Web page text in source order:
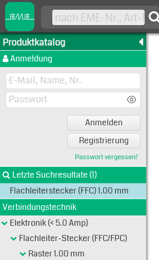
Produktkatalog
Anmeldung
Anmelden
Registrierung
Passwort vergessen?
Letzte Suchresultate (1)
Flachleiterstecker (FFC) 1.00 mm
Verbindungstechnik
Elektronik (< 5.0 Amp)
Flachleiter-Stecker (FFC/FPC)
Raster 1.00 mm